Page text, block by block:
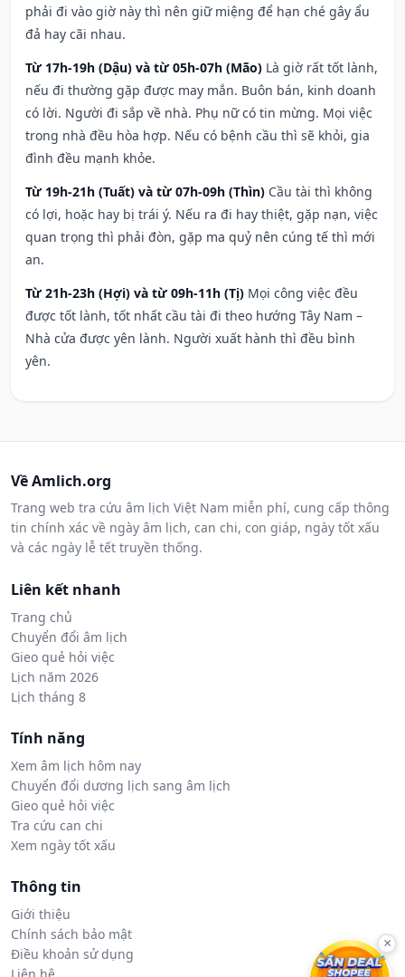
phải đi vào giờ này thì nên giữ miệng để hạn ché gây ẩu
đả hay cãi nhau.
Từ 17h-19h (Dậu) và từ 05h-07h (Mão) Là giờ rất tốt lành,
nếu đi thường gặp được may mắn. Buôn bán, kinh doanh
có lời. Người đi sắp về nhà. Phụ nữ có tin mừng. Mọi việc
trong nhà đều hòa hợp. Nếu có bệnh cầu thì sẽ khỏi, gia
đình đều mạnh khỏe.
Từ 19h-21h (Tuất) và từ 07h-09h (Thìn) Cầu tài thì không
có lợi, hoặc hay bị trái ý. Nếu ra đi hay thiệt, gặp nạn, việc
quan trọng thì phải đòn, gặp ma quỷ nên cúng tế thì mới
an.
Từ 21h-23h (Hợi) và từ 09h-11h (Tị) Mọi công việc đều
được tốt lành, tốt nhất cầu tài đi theo hướng Tây Nam –
Nhà cửa được yên lành. Người xuất hành thì đều bình
yên.
Về Amlich.org
Trang web tra cứu âm lịch Việt Nam miễn phí, cung cấp thông
tin chính xác về ngày âm lịch, can chi, con giáp, ngày tốt xấu
và các ngày lễ tết truyền thống.
Liên kết nhanh
Trang chủ
Chuyển đổi âm lịch
Gieo quẻ hỏi việc
Lịch năm 2026
Lịch tháng 8
Tính năng
Xem âm lịch hôm nay
Chuyển đổi dương lịch sang âm lịch
Gieo quẻ hỏi việc
Tra cứu can chi
Xem ngày tốt xấu
Thông tin
Giới thiệu
Chính sách bảo mật
Điều khoản sử dụng
×